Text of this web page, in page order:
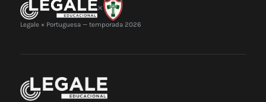
×
Legale × Portuguesa — temporada 2026